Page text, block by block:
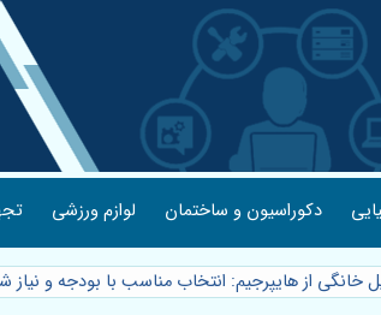
دکوراسیون و ساختمان لوازم ورزشی
خانگی از هایپرجیم: انتخاب مناسب با بودجه و نیاز